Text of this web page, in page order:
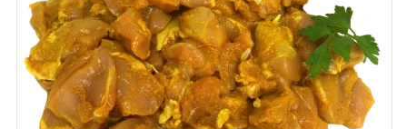
MERIENDA
LÁCTEOS